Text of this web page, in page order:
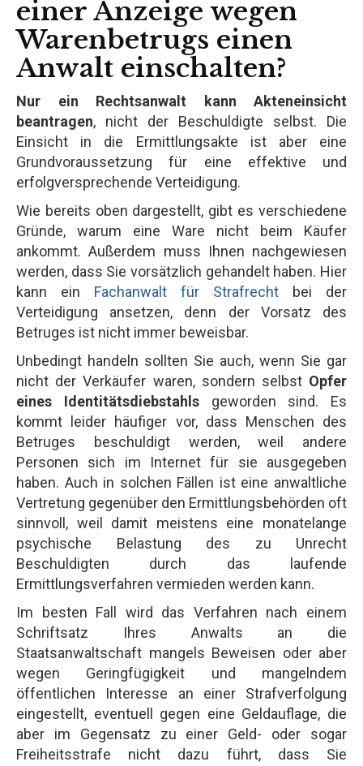
einer Anzeige wegen
Warenbetrugs einen
Anwalt einschalten?
Nur ein Rechtsanwalt kann Akteneinsicht
beantragen, nicht der Beschuldigte selbst. Die
Einsicht in die Ermittlungsakte ist aber eine
Grundvoraussetzung für eine effektive und
erfolgversprechende Verteidigung.
Wie bereits oben dargestellt, gibt es verschiedene
Gründe, warum eine Ware nicht beim Käufer
ankommt. Außerdem muss Ihnen nachgewiesen
werden, dass Sie vorsätzlich gehandelt haben. Hier
kann ein Fachanwalt für Strafrecht bei der
Verteidigung ansetzen, denn der Vorsatz des
Betruges ist nicht immer beweisbar.
Unbedingt handeln sollten Sie auch, wenn Sie gar
nicht der Verkäufer waren, sondern selbst Opfer
eines Identitätsdiebstahlsgeworden sind. Es
kommt leider häufiger vor, dass Menschen des
Betruges beschuldigt werden, weil andere
Personen sich im Internet für sie ausgegeben
haben. Auch in solchen Fällen ist eine anwaltliche
Vertretung gegenüber den Ermittlungsbehörden oft
sinnvoll, weil damit meistens eine monatelange
psychische Belastung des zu Unrecht
Beschuldigten durch das laufende
Ermittlungsverfahren vermieden werden kann.
Im besten Fall wird das Verfahren nach einem
Schriftsatz Ihres Anwalts an die
Staatsanwaltschaft mangels Beweisen oder aber
wegen Geringfügigkeit und mangelndem
öffentlichen Interesse an einer Strafverfolgung
eingestellt, eventuell gegen eine Geldauflage, die
aber im Gegensatz zu einer Geld- oder sogar
Freiheitsstrafe nicht dazu führt, dass Sie